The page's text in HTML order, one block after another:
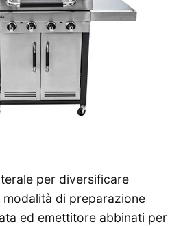
per diversificare
di preparazione
ed emettitore abbinati per